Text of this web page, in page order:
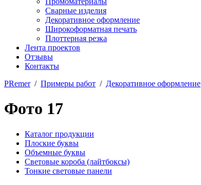
Сварные изделия
Декоративное оформление
Широкоформатная печать
Плоттерная резка
Лента проектов
Отзывы
Контакты
PRemer/ Примеры работ / Декоративное оформление
Фото 17
Каталог продукции
Плоские буквы
Объемные буквы
Световые короба (лайтбоксы)
Тонкие световые панели